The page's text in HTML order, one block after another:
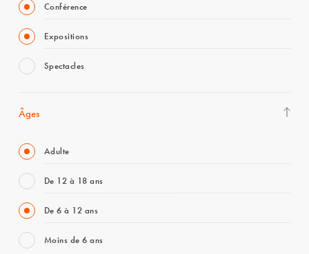
Conférence
Expositions
Spectacles
Âges
Adulte
De 12 à 18 ans
De 6 à 12 ans
Moins de 6 ans